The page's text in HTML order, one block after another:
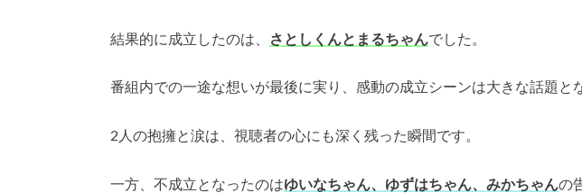
結果的に成立したのは、 さとしくんとまるちゃんでした。
番組内での一途な想いが最後に実り、感動の成立シーンは大きな話題と
2人の抱擁と涙は、視聴者の心にも深く残った瞬間です。
一方、不成立となったのはゆいなちゃん、ゆずはちゃん、みかちゃんの